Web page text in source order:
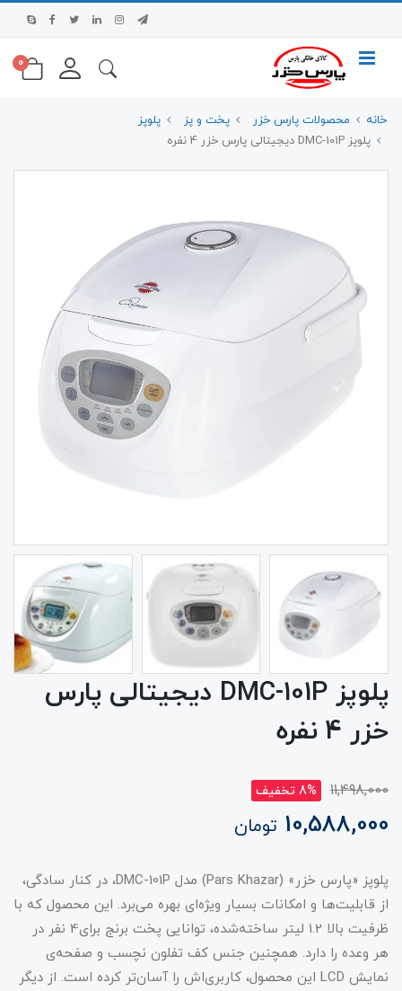
0
خانه محصولات پارس خزر پخت و پز
پلوپز
پلوپز DMC-101P دیجیتالی پارس خزر 4 نفره
پلوپز DMC-101P دیجیتالی پارس
خزر 4 نفره
11,498,000 8% تخفیف
10,588,000 تومان
پلوپز «پارس خزر» (Pars Khazar) مدل DMC-101P، در کنار سادگی،
از قابلیت‌ها و امکانات بسیار ویژه‌ای بهره می‌برد. این محصول که با
ظرفیت بالا 1.2 لیتر ساخته‌شده، توانایی پخت برنج برای4 نفر در
هر وعده را دارد. همچنین جنس کف تفلون نچسب و صفحه‌ی
نمایش LCD این محصول، کاربری‌اش را آسان‌تر کرده است. از دیگر